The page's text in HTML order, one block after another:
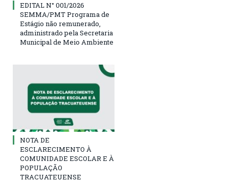
EDITAL N° 001/2026
SEMMA/PMT Programa de
Estágio não remunerado,
administrado pela Secretaria
Municipal de Meio Ambiente
NOTA DE
ESCLARECIMENTO À
COMUNIDADE ESCOLAR E À
POPULAÇÃO
TRACUATEUENSE